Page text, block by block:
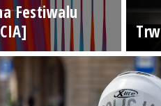
Festiwalu